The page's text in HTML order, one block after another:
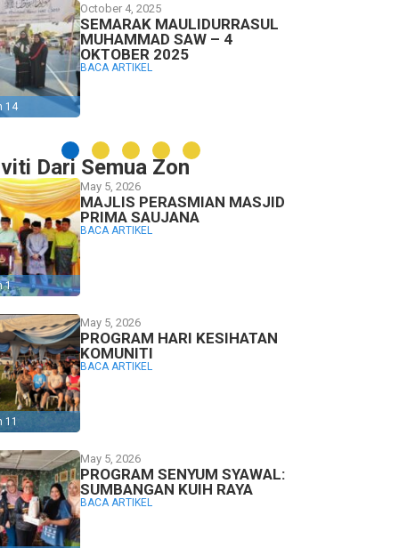
14
October 4, 2025
SEMARAK MAULIDURRASUL
MUHAMMAD SAW – 4
OKTOBER 2025
BACA ARTIKEL
Dari Semua Zon
1
May 5, 2026
MAJLIS PERASMIAN MASJID
PRIMA SAUJANA
BACA ARTIKEL
11
May 5, 2026
PROGRAM HARI KESIHATAN
KOMUNITI
BACA ARTIKEL
May 5, 2026
PROGRAM SENYUM SYAWAL:
SUMBANGAN KUIH RAYA
BACA ARTIKEL